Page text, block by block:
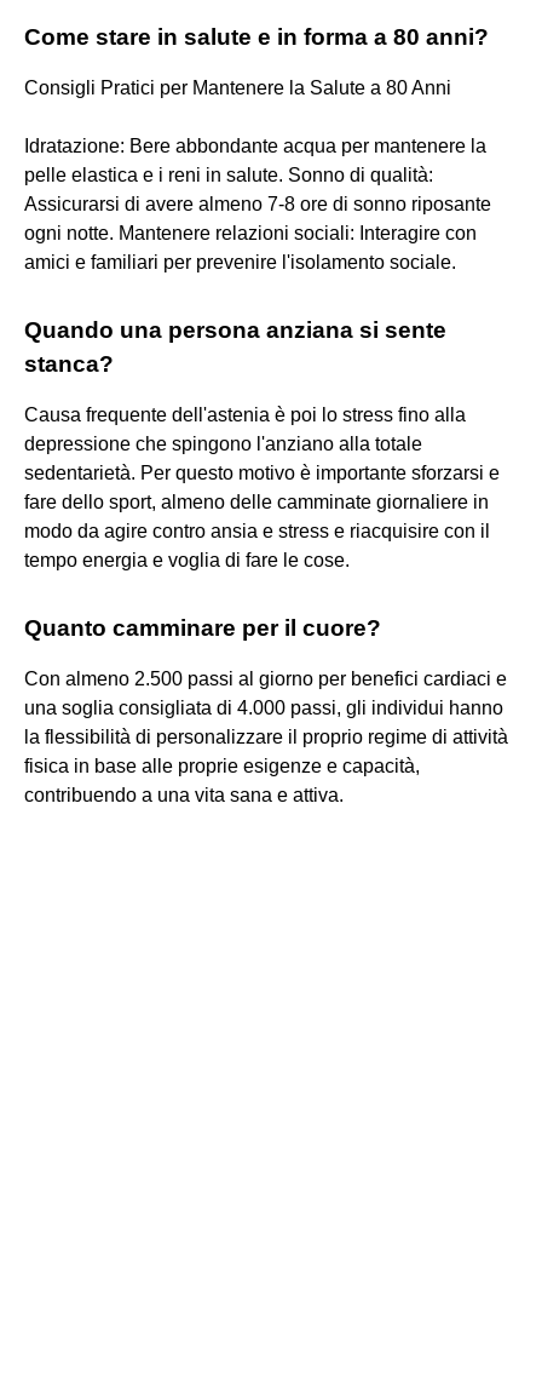
Come stare in salute e in forma a 80 anni?
Consigli Pratici per Mantenere la Salute a 80 Anni
Idratazione: Bere abbondante acqua per mantenere la
pelle elastica e i reni in salute. Sonno di qualità:
Assicurarsi di avere almeno 7-8 ore di sonno riposante
ogni notte. Mantenere relazioni sociali: Interagire con
amici e familiari per prevenire l'isolamento sociale.
Quando una persona anziana si sente
stanca?
Causa frequente dell'astenia è poi lo stress fino alla
depressione che spingono l'anziano alla totale
sedentarietà. Per questo motivo è importante sforzarsi e
fare dello sport, almeno delle camminate giornaliere in
modo da agire contro ansia e stress e riacquisire con il
tempo energia e voglia di fare le cose.
Quanto camminare per il cuore?
Con almeno 2.500 passi al giorno per benefici cardiaci e
una soglia consigliata di 4.000 passi, gli individui hanno
la flessibilità di personalizzare il proprio regime di attività
fisica in base alle proprie esigenze e capacità,
contribuendo a una vita sana e attiva.